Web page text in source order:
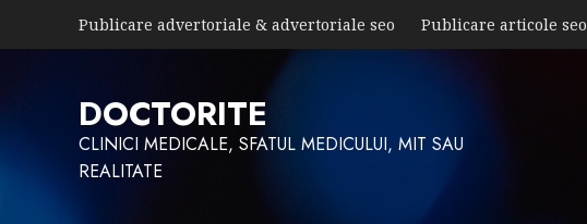
Publicare advertoriale & advertoriale seo Publicare articole seo
DOCTORITE
CLINICI MEDICALE, SFATUL MEDICULUI, MIT SAU
REALITATE